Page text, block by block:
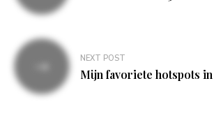
NEXT POST
Mijn favoriete hotspots